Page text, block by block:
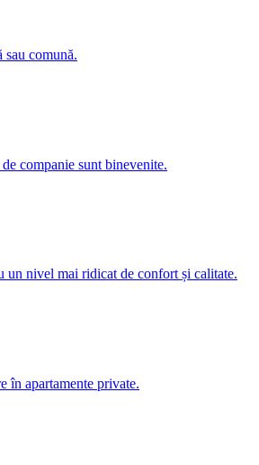
sau comună.
companie sunt binevenite.
un nivel mai ridicat de confort și calitate.
în apartamente private.